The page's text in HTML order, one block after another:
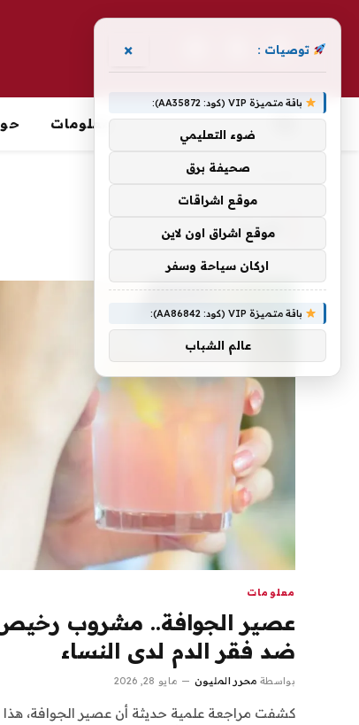
فيسبوك
(Twitter)
معلومات
» النساء
النساء
معلومات
عصير الجوافة.. مشروب رخيص
ضد فقر الدم لدى النساء
بواسطة محرر المليون مايو 28, 2026
كشفت مراجعة علمية حديثة أن عصير الجوافة، هذا
توصيات : ×
باقة متميزة VIP (كود: AA35872):
ضوء التعليمي
صحيفة برق
موقع اشراقات
موقع اشراق اون لاين
اركان سياحة وسفر
باقة متميزة VIP (كود: AA86842):
عالم الشباب